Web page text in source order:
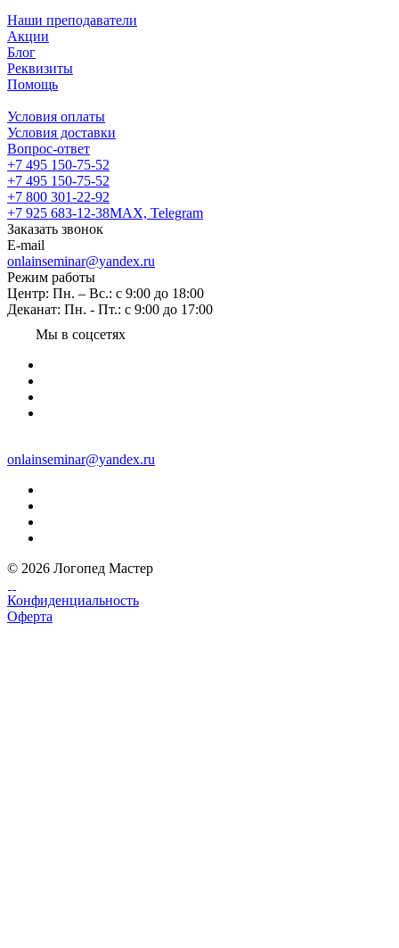
Наши преподаватели
Акции
Блог
Реквизиты
Помощь
Условия оплаты
Условия доставки
Вопрос-ответ
+7 495 150-75-52
+7 495 150-75-52
+7 800 301-22-92
+7 925 683-12-38MAX, Telegram
Заказать звонок
E-mail
onlainseminar@yandex.ru
Режим работы
Центр: Пн. – Вс.: с 9:00 до 18:00
Деканат: Пн. - Пт.: с 9:00 до 17:00
Мы в соцсетях
onlainseminar@yandex.ru
© 2026 Логопед Мастер
Конфиденциальность
Оферта